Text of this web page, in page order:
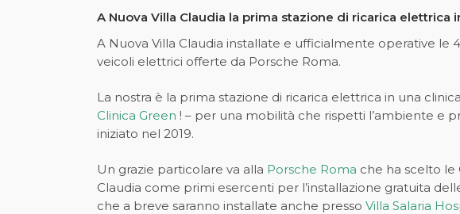
A Nuova Villa Claudia la prima stazione di ricarica elettrica
A Nuova Villa Claudia installate e ufficialmente operative le
veicoli elettrici offerte da Porsche Roma.
La nostra è la prima stazione di ricarica elettrica in una
Clinica Green ! – per una mobilità che rispetti l’ambiente e
iniziato nel 2019.
Un grazie particolare va alla Porsche Roma che ha scelto le
Claudia come primi esercenti per l’installazione gratuita
che a breve saranno installate anche presso Villa Salaria